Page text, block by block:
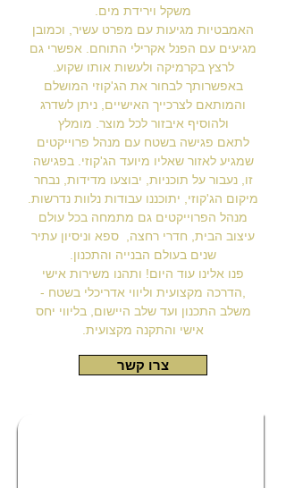
משקל וירידת מים.
האמבטיות מגיעות עם מפרט עשיר, וכמובן
מגיעים עם הפנל אקרילי התוחם. אפשרי גם
לרצץ בקרמיקה ולעשות אותו שקוע.
באפשרותך לבחור את הג'קוזי המושלם
והמותאם לצרכייך האישיים, ניתן לשדרג
ולהוסיף איבזור לכל מוצר. מומלץ
לתאם פגישה בשטח עם מנהל פרוייקטים
שמגיע לאזור שאליו מיועד הג'קוזי. בפגישה
זו, נעבור על תוכניות, יבוצעו מדידות, נבחר
מיקום הג'קוזי, יתוכננו עבודות נלוות נדרשות.
מנהל הפרוייקטים גם מתמחה בכל עולם
עיצוב הבית, חדרי רחצה, ספא וניסיון עתיר
שנים בעולם הבנייה והתכנון.
פנו אלינו עוד היום! ותהנו משירות אישי
,הדרכה מקצועית וליווי אדריכלי בשטח -
משלב התכנון ועד שלב היישום, בליווי יחס
אישי והתקנה מקצועית.
צרו קשר